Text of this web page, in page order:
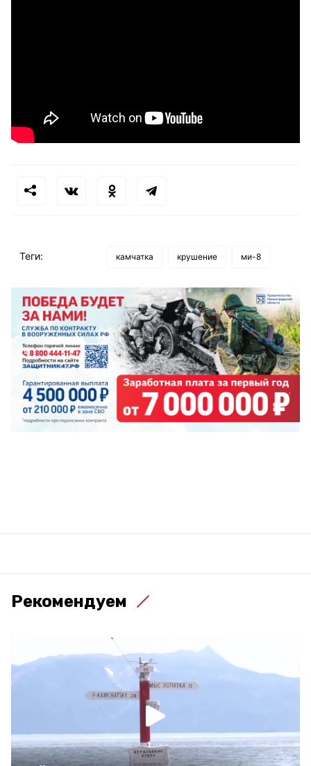
Теги: камчатка крушение ми-8
Рекомендуем